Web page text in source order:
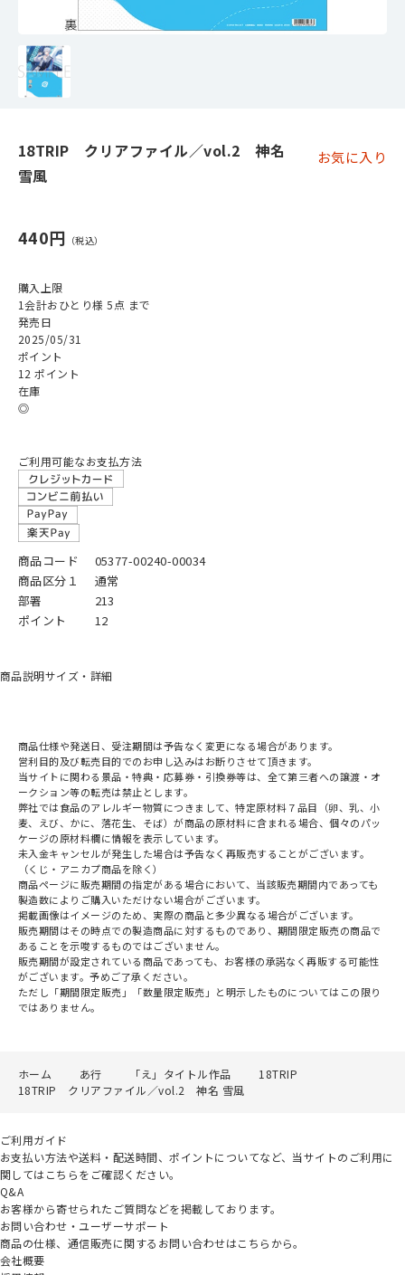
18TRIP クリアファイル／vol.2 神名
雪風
お気に入り
440円
購入上限
1会計おひとり様 5点 まで
発売日
2025/05/31
ポイント
12 ポイント
在庫
◎
ご利用可能なお支払方法
商品コード
05377-00240-00034
商品区分１
通常
部署
213
ポイント
12
商品説明サイズ・詳細
商品仕様や発送日、受注期間は予告なく変更になる場合があります。
営利目的及び転売目的でのお申し込みはお断りさせて頂きます。
当サイトに関わる景品・特典・応募券・引換券等は、全て第三者への譲渡・オ
ークション等の転売は禁止とします。
弊社では食品のアレルギー物質につきまして、特定原材料７品目（卵、乳、小
麦、えび、かに、落花生、そば）が商品の原材料に含まれる場合、個々のパッ
ケージの原材料欄に情報を表示しています。
未入金キャンセルが発生した場合は予告なく再販売することがございます。
（くじ・アニカプ商品を除く）
商品ページに販売期間の指定がある場合において、当該販売期間内であっても
製造数によりご購入いただけない場合がございます。
掲載画像はイメージのため、実際の商品と多少異なる場合がございます。
販売期間はその時点での製造商品に対するものであり、期間限定販売の商品で
あることを示唆するものではございません。
販売期間が設定されている商品であっても、お客様の承諾なく再販する可能性
がございます。予めご了承ください。
ただし「期間限定販売」「数量限定販売」と明示したものについてはこの限り
ではありません。
ホーム あ行 「え」タイトル作品
18TRIP
18TRIP クリアファイル／vol.2 神名 雪風
ご利用ガイド
お支払い方法や送料・配送時間、ポイントについてなど、当サイトのご利用に
関してはこちらをご確認ください。
Q&A
お客様から寄せられたご質問などを掲載しております。
お問い合わせ・ユーザーサポート
商品の仕様、通信販売に関するお問い合わせはこちらから。
会社概要